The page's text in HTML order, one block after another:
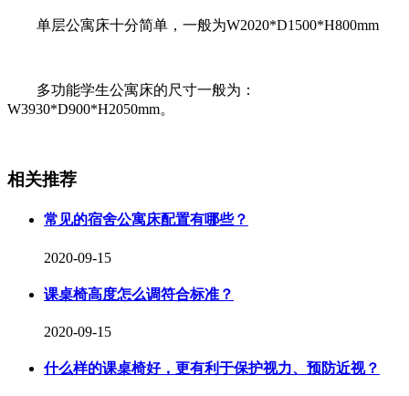
单层公寓床十分简单，一般为W2020*D1500*H800mm
多功能学生公寓床的尺寸一般为：
W3930*D900*H2050mm。
相关推荐
常见的宿舍公寓床配置有哪些？
2020-09-15
课桌椅高度怎么调符合标准？
2020-09-15
什么样的课桌椅好，更有利于保护视力、预防近视？